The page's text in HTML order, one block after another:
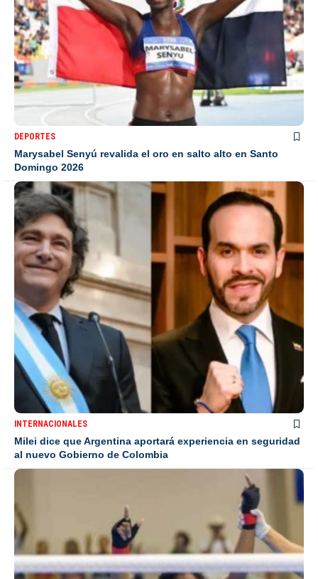
DEPORTES
Marysabel Senyú revalida el oro en salto alto en Santo
Domingo 2026
INTERNACIONALES
Milei dice que Argentina aportará experiencia en seguridad
al nuevo Gobierno de Colombia